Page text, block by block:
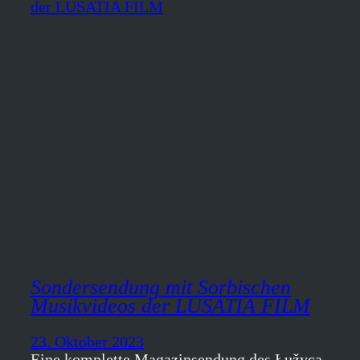
Sondersendung mit Sorbischen
Musikvideos der LUSATIA FILM
23. Oktober 2023